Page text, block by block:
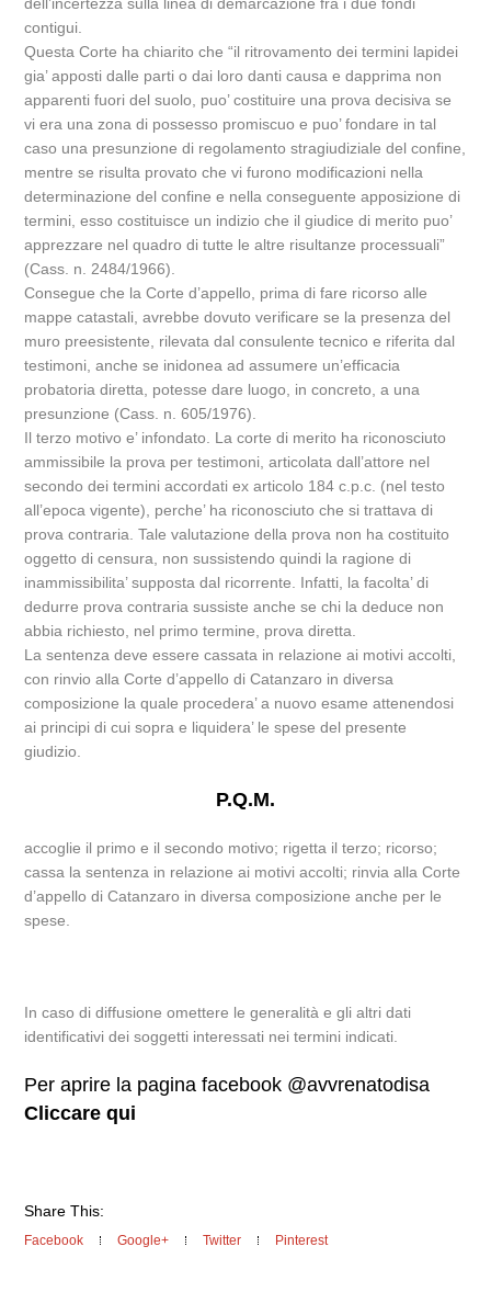
contigui.
Questa Corte ha chiarito che “il ritrovamento dei termini lapidei
gia’ apposti dalle parti o dai loro danti causa e dapprima non
apparenti fuori del suolo, puo’ costituire una prova decisiva se
vi era una zona di possesso promiscuo e puo’ fondare in tal
caso una presunzione di regolamento stragiudiziale del confine,
mentre se risulta provato che vi furono modificazioni nella
determinazione del confine e nella conseguente apposizione di
termini, esso costituisce un indizio che il giudice di merito puo’
apprezzare nel quadro di tutte le altre risultanze processuali”
(Cass. n. 2484/1966).
Consegue che la Corte d’appello, prima di fare ricorso alle
mappe catastali, avrebbe dovuto verificare se la presenza del
muro preesistente, rilevata dal consulente tecnico e riferita dal
testimoni, anche se inidonea ad assumere un’efficacia
probatoria diretta, potesse dare luogo, in concreto, a una
presunzione (Cass. n. 605/1976).
Il terzo motivo e’ infondato. La corte di merito ha riconosciuto
ammissibile la prova per testimoni, articolata dall’attore nel
secondo dei termini accordati ex articolo 184 c.p.c. (nel testo
all’epoca vigente), perche’ ha riconosciuto che si trattava di
prova contraria. Tale valutazione della prova non ha costituito
oggetto di censura, non sussistendo quindi la ragione di
inammissibilita’ supposta dal ricorrente. Infatti, la facolta’ di
dedurre prova contraria sussiste anche se chi la deduce non
abbia richiesto, nel primo termine, prova diretta.
La sentenza deve essere cassata in relazione ai motivi accolti,
con rinvio alla Corte d’appello di Catanzaro in diversa
composizione la quale procedera’ a nuovo esame attenendosi
ai principi di cui sopra e liquidera’ le spese del presente
giudizio.
P.Q.M.
accoglie il primo e il secondo motivo; rigetta il terzo; ricorso;
cassa la sentenza in relazione ai motivi accolti; rinvia alla Corte
d’appello di Catanzaro in diversa composizione anche per le
spese.
In caso di diffusione omettere le generalità e gli altri dati
identificativi dei soggetti interessati nei termini indicati.
Per aprire la pagina facebook @avvrenatodisa
Cliccare qui
Share This:
Facebook Google+ Twitter Pinterest